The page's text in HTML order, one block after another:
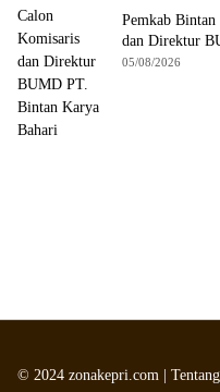
Pemkab
dan Direktur
05/08/2026
© 2024 zonakepri.com |